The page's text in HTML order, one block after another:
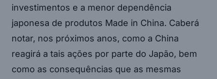
investimentos e a menor dependência
japonesa de produtos Made in China. Caberá
notar, nos próximos anos, como a China
reagirá a tais ações por parte do Japão, bem
como as consequências que as mesmas